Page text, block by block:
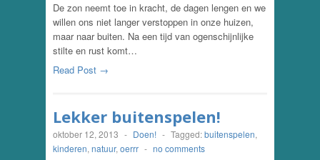
De zon neemt toe in kracht, de dagen lengen en we
willen ons niet langer verstoppen in onze huizen,
maar naar buiten. Na een tijd van ogenschijnlijke
stilte en rust komt…
Read Post →
Lekker buitenspelen!
oktober 12, 2013 - Doen! - Tagged:buitenspelen,
kinderen, natuur, oerrr - no comments